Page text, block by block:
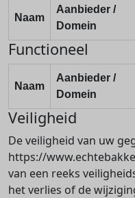
Naam
Aanbieder /
Domein
Functioneel
Naam
Aanbieder /
Domein
Veiligheid
De veiligheid van uw
https://
van een reeks
het verlies of de